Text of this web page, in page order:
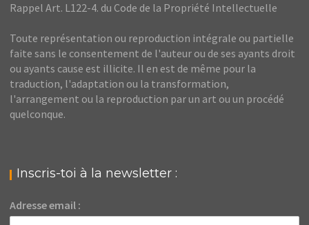
Rappel Art. L122-4. du Code de la Propriété Intellectuelle
Toute représentation ou reproduction intégrale ou partielle
faite sans le consentement de l'auteur ou de ses ayants droit
ou ayants cause est illicite. Il en est de même pour la
traduction, l'adaptation ou la transformation,
l'arrangement ou la reproduction par un art ou un procédé
quelconque.
Inscris-toi à la newsletter :
Adresse email :